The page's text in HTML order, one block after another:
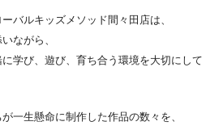
バルキッズメソッド間々田店は、
ながら、
学び、遊び、育ち合う環境を大切にして
一生懸命に制作した作品の数々を、